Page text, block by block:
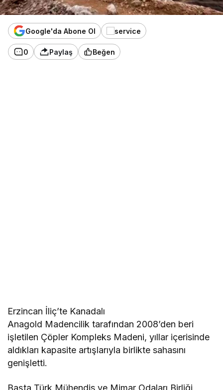
Google'da Abone Ol
0 Paylaş Beğen
Erzincan İliç’te Kanadalı
Anagold Madencilik tarafından 2008’den beri
işletilen Çöpler Kompleks Madeni, yıllar içerisinde
aldıkları kapasite artışlarıyla birlikte sahasını
genişletti.
Başta Türk Mühendis ve Mimar Odaları Birliği